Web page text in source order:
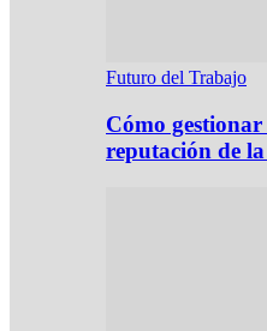
Futuro del Trabajo
Cómo
reputación de